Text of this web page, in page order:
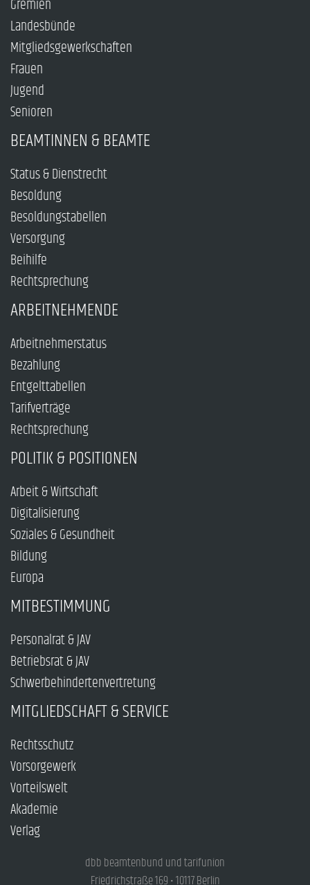
Gremien
Landesbünde
Mitgliedsgewerkschaften
Frauen
Jugend
Senioren
BEAMTINNEN & BEAMTE
Status & Dienstrecht
Besoldung
Besoldungstabellen
Versorgung
Beihilfe
Rechtsprechung
ARBEITNEHMENDE
Arbeitnehmerstatus
Bezahlung
Entgelttabellen
Tarifverträge
Rechtsprechung
POLITIK & POSITIONEN
Arbeit & Wirtschaft
Digitalisierung
Soziales & Gesundheit
Bildung
Europa
MITBESTIMMUNG
Personalrat & JAV
Betriebsrat & JAV
Schwerbehindertenvertretung
MITGLIEDSCHAFT & SERVICE
Rechtsschutz
Vorsorgewerk
Vorteilswelt
Akademie
Verlag
dbb beamtenbund und tarifunion
Friedrichstraße 169 • 10117 Berlin